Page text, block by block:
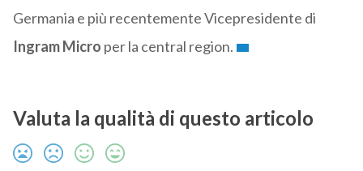
Germania e più recentemente Vicepresidente di
Ingram Micro per la central region.
Valuta la qualità di questo articolo